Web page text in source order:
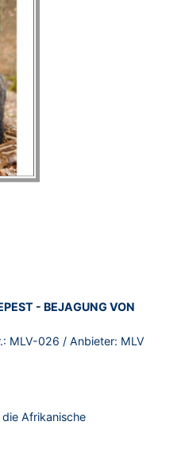
- BEJAGUNG VON
MLV-026 / Anbieter: MLV
Afrikanische